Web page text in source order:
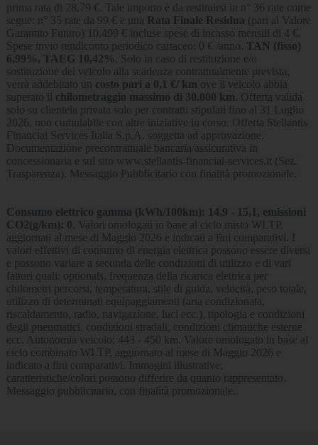
prima rata di 28,79 €. Tale importo è da restituirsi in n° 36 rate come
segue: n° 35 rate da 99 € e una Rata Finale Residua (pari al Valore
Garantito Futuro) 10.499 € incluse spese di incasso mensili di 4 €.
Spese invio rendiconto periodico cartaceo: 0 € /anno. TAN (fisso)
6,99%, TAEG 10,42%
. Solo in caso di restituzione e/o
sostituzione del veicolo alla scadenza contrattualmente prevista,
verrà addebitato un costo pari a 0,1 €/ km ove il veicolo abbia
superato il chilometraggio massimo di 30.000 km . Offerta valida
solo su clientela privata solo per contratti stipulati fino al 31 Luglio
2026, non cumulabile con altre iniziative in corso. Offerta Stellantis
Financial Services Italia S.p.A. soggetta ad approvazione.
Documentazione precontrattuale bancaria/assicurativa in
concessionaria e sul sito www.stellantis-financial-services.it (Sez.
Trasparenza). Messaggio Pubblicitario con finalità promozionale.
Consumo elettrico gamma (kWh/100km): 14,9 - 15,1, emissioni
CO2(g/km): 0 . Valori omologati in base al ciclo misto WLTP,
aggiornati al mese di Maggio 2026 e indicati a fini comparativi. I
valori effettivi di consumo di energia elettrica possono essere diversi
e possono variare a seconda delle condizioni di utilizzo e di vari
fattori quali: optionals, frequenza della ricarica elettrica per
chilometri percorsi, temperatura, stile di guida, velocità, peso totale,
utilizzo di determinati equipaggiamenti (aria condizionata,
riscaldamento, radio, navigazione, luci ecc.), tipologia e condizioni
degli pneumatici, condizioni stradali, condizioni climatiche esterne
ecc. Autonomia veicolo: 443 - 450 km. Valore omologato in base al
ciclo combinato WLTP, aggiornato al mese di Maggio 2026 e
indicato a fini comparativi. Immagini illustrative;
caratteristiche/colori possono differire da quanto rappresentato.
Messaggio pubblicitario, con finalità promozionale..